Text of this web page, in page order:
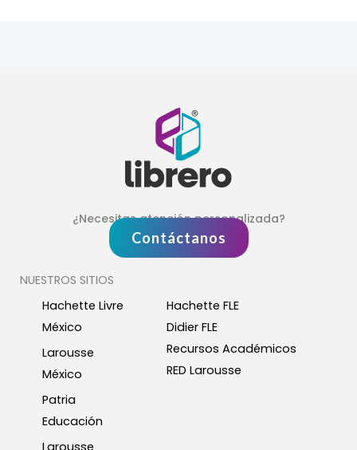
¿Necesitas atención personalizada?
Contáctanos
NUESTROS SITIOS
Hachette Livre
México
Larousse
México
Patria
Educación
Larousse
Hachette FLE
Didier FLE
Recursos Académicos
RED Larousse